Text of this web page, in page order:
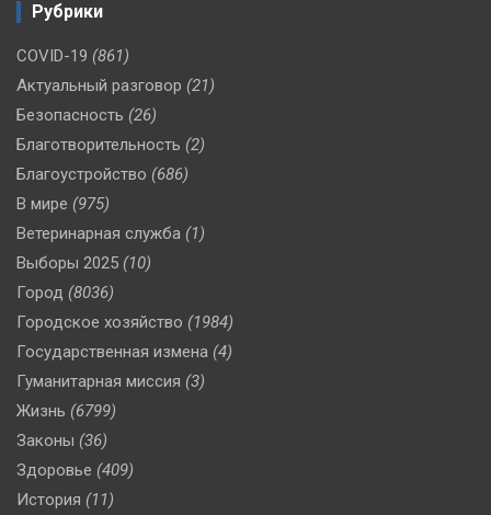
Рубрики
COVID-19 (861)
Актуальный разговор (21)
Безопасность (26)
Благотворительность (2)
Благоустройство (686)
В мире (975)
Ветеринарная служба (1)
Выборы 2025 (10)
Город (8036)
Городское хозяйство (1984)
Государственная измена (4)
Гуманитарная миссия (3)
Жизнь (6799)
Законы (36)
Здоровье (409)
История (11)